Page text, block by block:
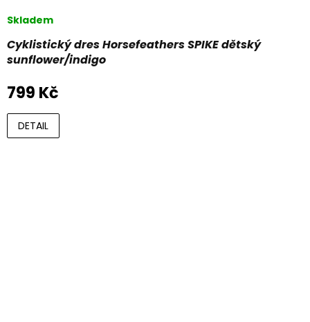
Cyklistický dres Horsefeathers SPIKE dětský
sunflower/indigo
Skladem
799 Kč
DETAIL